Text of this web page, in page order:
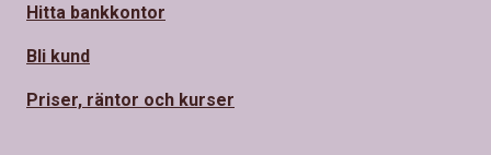
Hitta bankkontor
Bli kund
Priser, räntor och kurser